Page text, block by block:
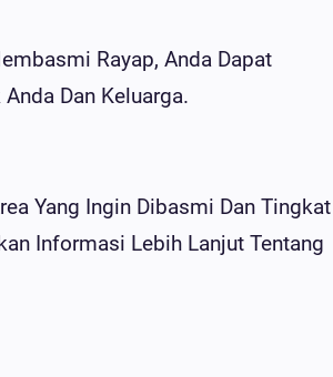
Rayap, Anda Dapat
Dan Keluarga.
Yang Ingin Dibasmi Dan Tingkat
Informasi Lebih Lanjut Tentang